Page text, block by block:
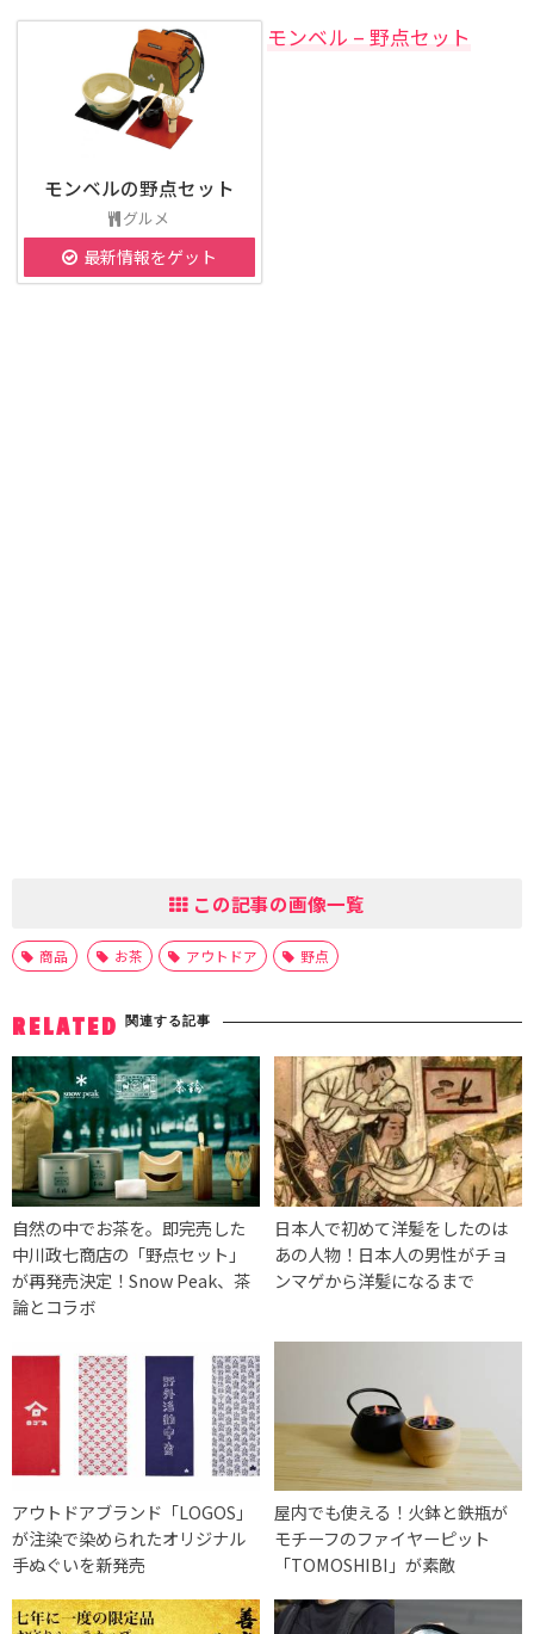
モンベルの野点セット
グルメ
最新情報をゲット
モンベル – 野点セット
この記事の画像一覧
商品 お茶 アウトドア 野点
RELATED 関連する記事
自然の中でお茶を。即完売した
中川政七商店の「野点セット」
が再発売決定！Snow Peak、茶
論とコラボ
日本人で初めて洋髪をしたのは
あの人物！日本人の男性がチョ
ンマゲから洋髪になるまで
アウトドアブランド「LOGOS」
が注染で染められたオリジナル
手ぬぐいを新発売
屋内でも使える！火鉢と鉄瓶が
モチーフのファイヤーピット
「TOMOSHIBI」が素敵